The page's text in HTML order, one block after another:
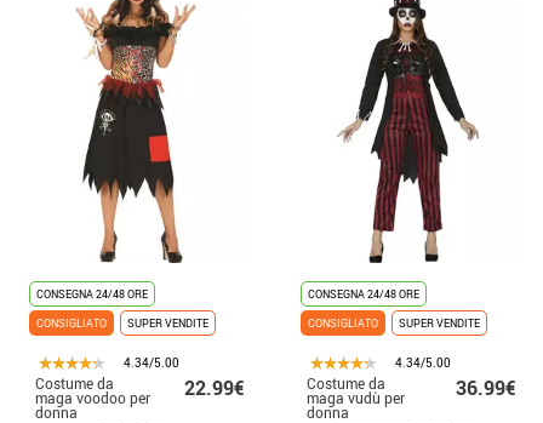
CONSEGNA 24/48 ORE
CONSIGLIATO
SUPER VENDITE
4.34/5.00
Costume da
maga voodoo per
donna
22.99€
CONSEGNA 24/48 ORE
CONSIGLIATO
SUPER VENDITE
4.34/5.00
Costume da
maga vudù per
donna
36.99€